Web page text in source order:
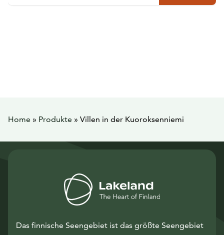
Home » Produkte » Villen in der Kuoroksenniemi
Das finnische Seengebiet ist das größte Seengebiet